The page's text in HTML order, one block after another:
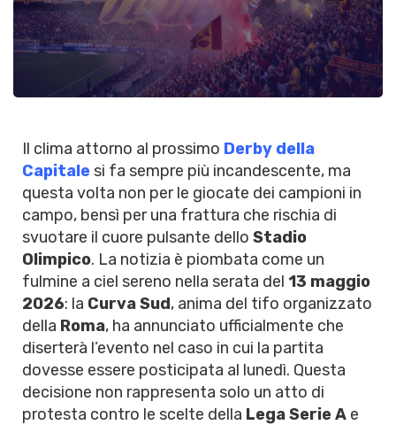
Il clima attorno al prossimo Derby della
Capitale si fa sempre più incandescente, ma
questa volta non per le giocate dei campioni in
campo, bensì per una frattura che rischia di
svuotare il cuore pulsante dello Stadio
Olimpico. La notizia è piombata come un
fulmine a ciel sereno nella serata del 13 maggio
2026: la Curva Sud, anima del tifo organizzato
della Roma, ha annunciato ufficialmente che
diserterà l’evento nel caso in cui la partita
dovesse essere posticipata al lunedì. Questa
decisione non rappresenta solo un atto di
protesta contro le scelte della Lega Serie A e